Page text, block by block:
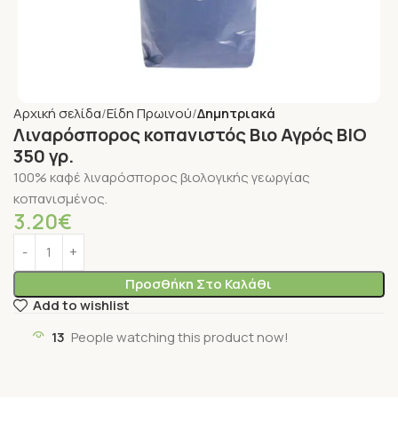
Αρχική σελίδα Είδη Πρωινού Δημητριακά
Λιναρόσπορος κοπανιστός Βιο Αγρός ΒΙΟ
350 γρ.
100% καφέ λιναρόσπορος βιολογικής γεωργίας
κοπανισμένος.
3.20€
Προσθήκη Στο Καλάθι
Add to wishlist
13 People watching this product now!